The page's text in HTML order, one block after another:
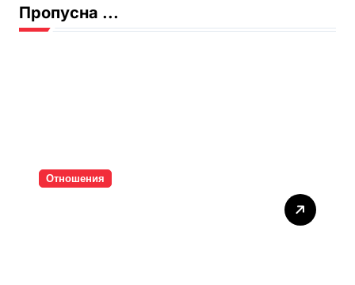
Пропусна ...
Отношения